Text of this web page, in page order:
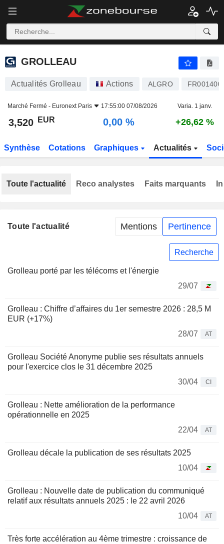
GROLLEAU
GROLLEAU
Actualités Grolleau Actions ALGRO
Marché Fermé - Euronext Paris 17:55:00 07/08/2026 Varia. 1 janv.
3,520 EUR 0,00 % +26,62 %
Synthèse Cotations Graphiques Actualités
Toute l'actualité Mentions Pertinence
Recherche
Grolleau porté par les télécoms et l'énergie
29/07
Grolleau : Chiffre d’affaires du 1er semestre 2026 : 28,5 M
EUR (+17%)
28/07
AT
Grolleau Société Anonyme publie ses résultats annuels
pour l'exercice clos le 31 décembre 2025
30/04
CI
Grolleau : Nette amélioration de la performance
opérationnelle en 2025
22/04
AT
Grolleau décale la publication de ses résultats 2025
10/04
Grolleau : Nouvelle date de publication du communiqué
relatif aux résultats annuels 2025 : le 22 avril 2026
10/04
AT
Très forte accélération au 4ème trimestre : croissance de
Toute l'actualité Reco analystes Faits marquants